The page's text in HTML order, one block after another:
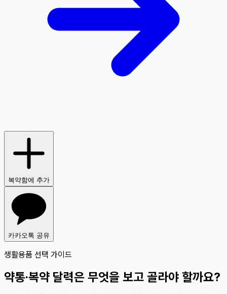
복약함에 추가
카카오톡 공유
생활용품 선택 가이드
약통·복약 달력은 무엇을 보고 골라야 할까요?